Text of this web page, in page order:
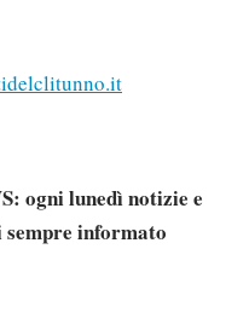
ogni lunedì notizie e
informato